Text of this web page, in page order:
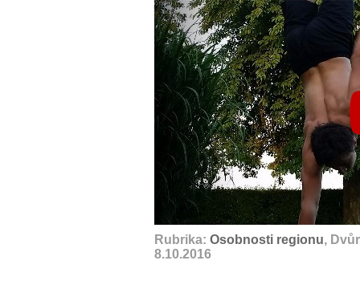
Rubrika: Osobnosti regionu,
8.10.2016